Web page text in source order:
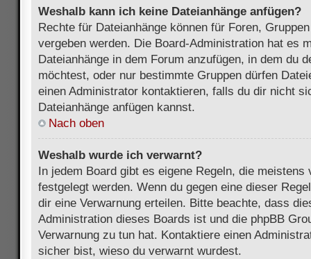
Weshalb kann ich keine Dateianhänge anfügen?
Rechte für Dateianhänge können für Foren,
vergeben werden. Die Board-Administration hat es
Dateianhänge in dem Forum anzufügen, in dem du
möchtest, oder nur bestimmte Gruppen dürfen
einen Administrator kontaktieren, falls du dir nicht
Dateianhänge anfügen kannst.
Nach oben
Weshalb wurde ich verwarnt?
In jedem Board gibt es eigene Regeln, die meistens
festgelegt werden. Wenn du gegen eine dieser
dir eine Verwarnung erteilen. Bitte beachte, dass
Administration dieses Boards ist und die phpBB
Verwarnung zu tun hat. Kontaktiere einen
sicher bist, wieso du verwarnt wurdest.